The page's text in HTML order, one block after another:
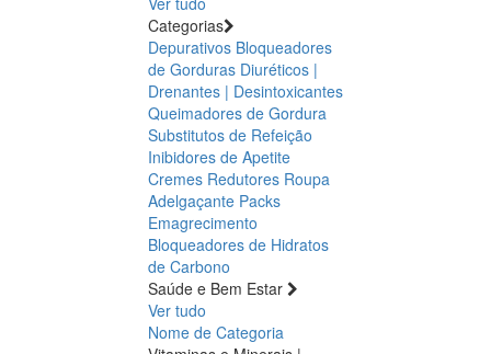
Categorias
Depurativos Bloqueadores
de Gorduras Diuréticos |
Drenantes | Desintoxicantes
Queimadores de Gordura
Substitutos de Refeição
Inibidores de Apetite
Cremes Redutores Roupa
Adelgaçante Packs
Emagrecimento
Bloqueadores de Hidratos
de Carbono
Saúde e Bem Estar
Ver tudo
Nome de Categoria